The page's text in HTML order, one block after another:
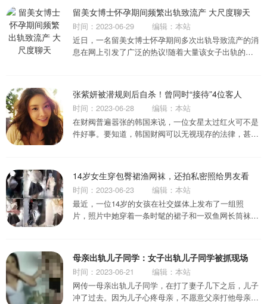
留美女博士怀孕期间频繁出轨致流产 大尺度聊天
时间：2023-06-29
编辑：本站
近日，一名留美女博士怀孕期间多次出轨导致流产的消
息在网上引发了广泛的热议!随着大量该女子出轨的聊
张紫妍被潜规则后自杀！曾同时“接待”4位客人
时间：2023-06-28
编辑：本站
在财阀普遍嚣张的韩国来说，一位女星太过红火可不是
件好事。要知道，韩国财阀可以无视现存的法律，甚至
14岁女生穿包臀裙渔网袜，还拍私密照给男友看
时间：2023-06-23
编辑：本站
最近，一位14岁的女孩在社交媒体上发布了一组照
片，照片中她穿着一条时髦的裙子和一双鱼网长筒袜，
母亲出轨儿子同学：女子出轨儿子同学被抓现场
时间：2023-06-21
编辑：本站
网传一母亲出轨儿子同学，在打了妻子几下之后，儿子
冲了过去。因为儿子心疼母亲，不愿意父亲打他母亲所